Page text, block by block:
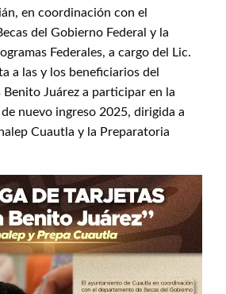
en coordinación con el
del Gobierno Federal y la
Federales, a cargo del Lic.
a las y los beneficiarios del
Benito Juárez a participar en la
nuevo ingreso 2025, dirigida a
Cuautla y la Preparatoria